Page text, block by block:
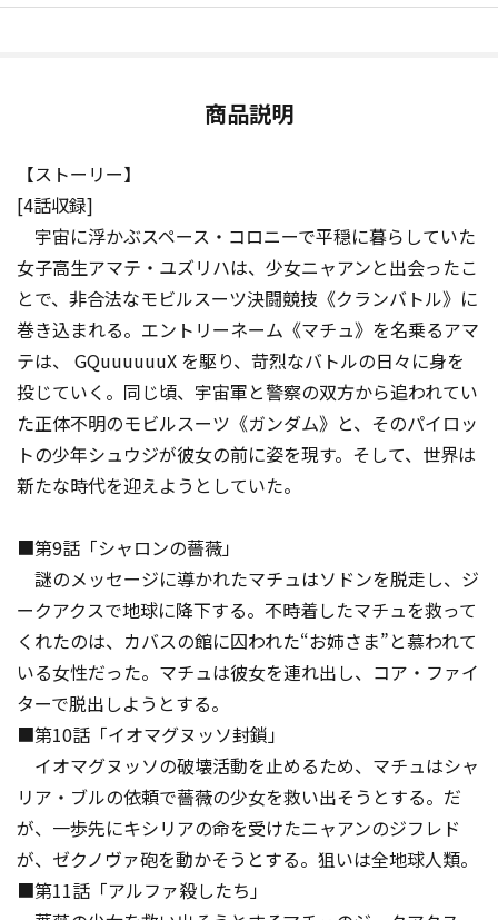
商品説明
【ストーリー】
[4話収録]
宇宙に浮かぶスペース・コロニーで平穏に暮らしていた
女子高生アマテ・ユズリハは、少女ニャアンと出会ったこ
とで、非合法なモビルスーツ決闘競技《クランバトル》に
巻き込まれる。エントリーネーム《マチュ》を名乗るアマ
テは、 GQuuuuuuX を駆り、苛烈なバトルの日々に身を
投じていく。同じ頃、宇宙軍と警察の双方から追われてい
た正体不明のモビルスーツ《ガンダム》と、そのパイロッ
トの少年シュウジが彼女の前に姿を現す。そして、世界は
新たな時代を迎えようとしていた。
■第9話「シャロンの薔薇」
謎のメッセージに導かれたマチュはソドンを脱走し、ジ
ークアクスで地球に降下する。不時着したマチュを救って
くれたのは、カバスの館に囚われた“お姉さま”と慕われて
いる女性だった。マチュは彼女を連れ出し、コア・ファイ
ターで脱出しようとする。
■第10話「イオマグヌッソ封鎖」
イオマグヌッソの破壊活動を止めるため、マチュはシャ
リア・ブルの依頼で薔薇の少女を救い出そうとする。だ
が、一歩先にキシリアの命を受けたニャアンのジフレド
が、ゼクノヴァ砲を動かそうとする。狙いは全地球人類――。
■第11話「アルファ殺したち」